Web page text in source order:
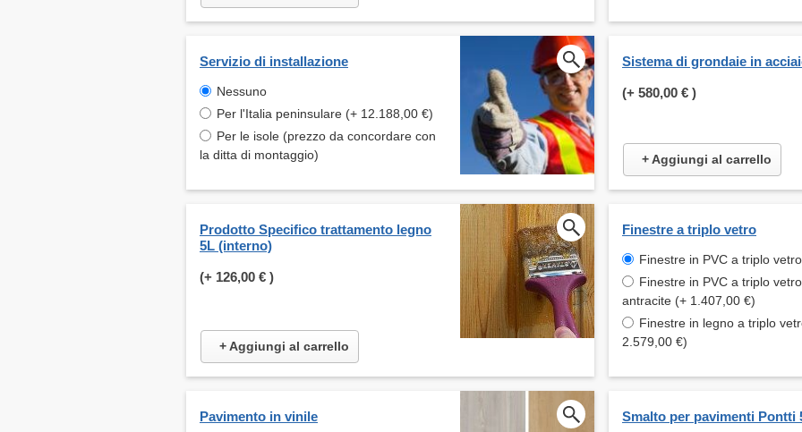
Servizio di installazione
Nessuno
Per l'Italia peninsulare (+ 12.188,00 €)
Per le isole (prezzo da concordare con
la ditta di montaggio)
Sistema di grondaie in
(+ 580,00 € )
+ Aggiungi al carrello
Prodotto Specifico trattamento legno
5L (interno)
(+ 126,00 € )
+ Aggiungi al carrello
Finestre a triplo vetro
Finestre in PVC a triplo
Finestre in PVC a triplo
antracite (+ 1.407,00 €)
Finestre in legno a triplo
2.579,00 €)
Pavimento in vinile Smalto per pavimenti Pontti